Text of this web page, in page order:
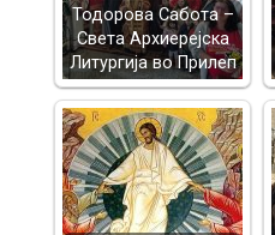
Тодорова Сабота –
Света Архиерејска
Литургија во Прилеп